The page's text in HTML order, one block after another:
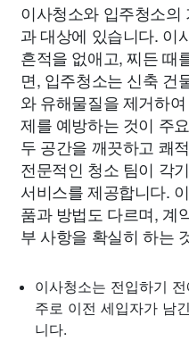
이사청소와 입주청소의
과 대상에 있습니다. 이
흔적을 없애고, 찌든 때
면, 입주청소는 신축 건
와 유해물질을 제거하
제를 예방하는 것이 주
두 공간을 깨끗하고 쾌
전문적인 청소 팀이 각
서비스를 제공합니다.
품과 방법도 다르며, 계
부 사항을 확실히 하는
이사청소는 전입하기
주로 이전 세입자가 남
니다.